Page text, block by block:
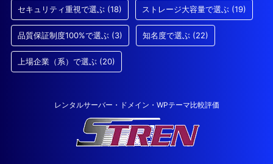
セキュリティ重視で選ぶ (18) ストレージ大容量で選ぶ (19)
品質保証制度100%で選ぶ (3) 知名度で選ぶ (22)
上場企業（系）で選ぶ (20)
レンタルサーバー・ドメイン・WPテーマ比較評価